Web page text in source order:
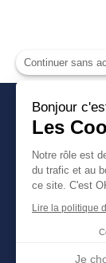
Continuer sans
Bonjour
Les
Notre rôle est
du trafic et au
ce site. C'est
Lire la politique
Je